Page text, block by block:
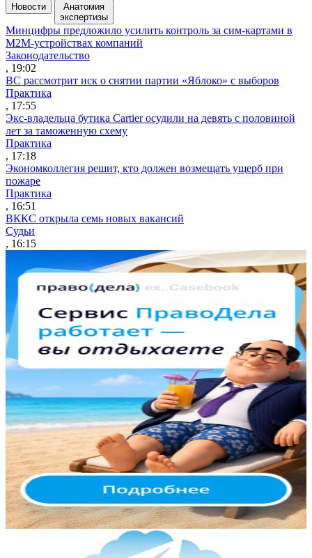
Новости
Анатомия
экспертизы
Минцифры предложило усилить контроль за сим-картами в
M2M-устройствах компаний
Законодательство
, 19:02
ВС рассмотрит иск о снятии партии «Яблоко» с выборов
Практика
, 17:55
Экс-владельца бутика Cartier осудили на девять с половиной
лет за таможенную схему
Практика
, 17:18
Экономколлегия решит, кто должен возмещать ущерб при
пожаре
Практика
, 16:51
ВККС открыла семь новых вакансий
Судьи
, 16:15